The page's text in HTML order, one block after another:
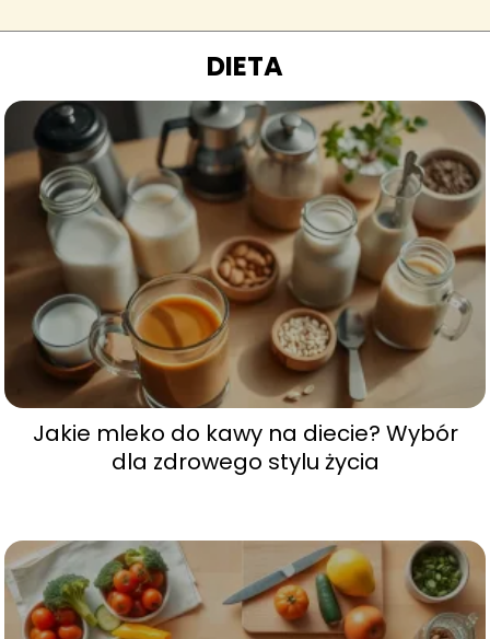
DIETA
Jakie mleko do kawy na diecie? Wybór
dla zdrowego stylu życia